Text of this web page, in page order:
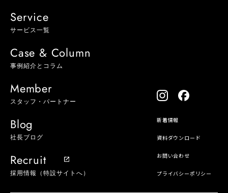
Service
サービス一覧
Case & Column
事例紹介とコラム
Member
スタッフ・パートナー
Blog
社長ブログ
Recruit
採用情報（特設サイトへ）
新着情報
資料ダウンロード
お問い合わせ
プライバシーポリシー